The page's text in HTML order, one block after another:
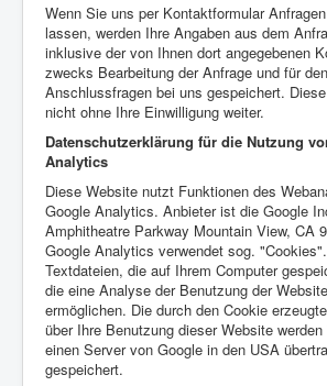
Wenn Sie uns per Kontaktformular
lassen, werden Ihre Angaben aus dem
inklusive der von Ihnen dort angegebenen
zwecks Bearbeitung der Anfrage und für
Anschlussfragen bei uns gespeichert.
nicht ohne Ihre Einwilligung weiter.
Datenschutzerklärung für die Nutzung
Analytics
Diese Website nutzt Funktionen des
Google Analytics. Anbieter ist die Google
Amphitheatre Parkway Mountain View, CA
Google Analytics verwendet sog.
Textdateien, die auf Ihrem Computer
die eine Analyse der Benutzung der
ermöglichen. Die durch den Cookie
über Ihre Benutzung dieser Website
einen Server von Google in den USA
gespeichert.